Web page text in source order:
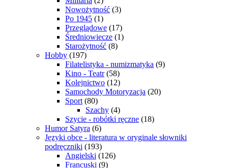
Nowożytność (3)
Po 1945 (1)
Przeglądowe (17)
Średniowiecze (1)
Starożytność (8)
Hobby (197)
Filatelistyka - numizmatyka (9)
Kino - Teatr (58)
Kolejnictwo (12)
Samochody Motoryzacja (20)
Sport (80)
Szachy (4)
Szycie - robótki ręczne (18)
Humor Satyra (6)
Języki obce - literatura w oryginale słowniki
podręczniki (193)
Angielski (126)
Francuski (9)